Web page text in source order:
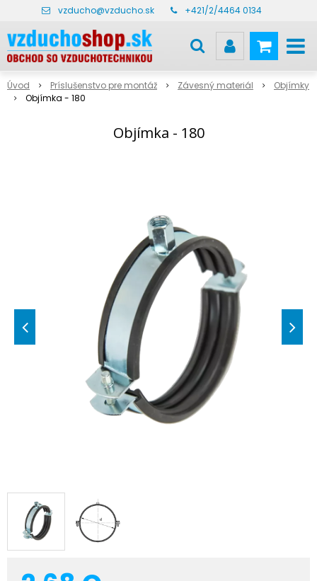
vzducho@vzducho.sk +421/2/4464 0134
Úvod Príslušenstvo pre montáž Závesný materiál
Objímky
Objímka - 180
Objímka - 180